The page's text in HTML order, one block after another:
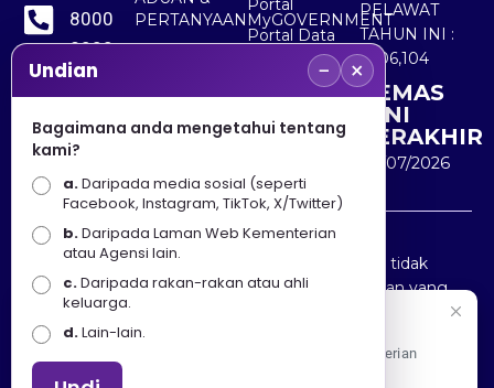
8000
8000
+603
8891
7100
PERTANYAAN
Portal
MyGOVERNMENT
Portal Data
Terbuka
Sektor Awam
PELAWAT
TAHUN INI :
5,506,104
KEMAS
KINI
TERAKHIR
30/07/2026
Penafian : Kerajaan Malaysia dan Kementerian
Pelancongan Seni dan Budaya (MOTAC) adalah tidak
bertanggungjawab atas kehilangan atau kerugian yang
disebabkan oleh penggunaan mana-mana maklumat
yang diperolehi dari portal ini.
Undian − ×
Bagaimana anda mengetahui tentang
kami?
a.Daripada media sosial (seperti
Facebook, Instagram, TikTok, X/Twitter)
b.Daripada Laman Web Kementerian
atau Agensi lain.
c.Daripada rakan-rakan atau ahli
keluarga.
d.Lain-lain.
Apa Khabar! Selamat datang ke Portal Rasmi Kementerian
Pelancongan, Seni dan Budaya